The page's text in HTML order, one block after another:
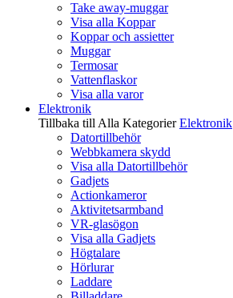
Take away-muggar
Visa alla Koppar
Koppar och assietter
Muggar
Termosar
Vattenflaskor
Visa alla varor
Elektronik
Tillbaka till Alla Kategorier Elektronik
Datortillbehör
Webbkamera skydd
Visa alla Datortillbehör
Gadjets
Actionkameror
Aktivitetsarmband
VR-glasögon
Visa alla Gadjets
Högtalare
Hörlurar
Laddare